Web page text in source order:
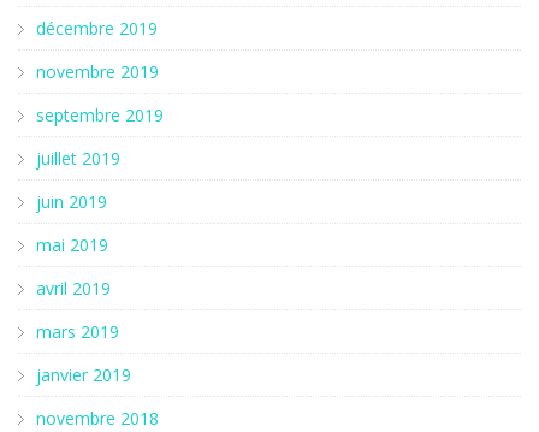
décembre 2019
novembre 2019
septembre 2019
juillet 2019
juin 2019
mai 2019
avril 2019
mars 2019
janvier 2019
novembre 2018